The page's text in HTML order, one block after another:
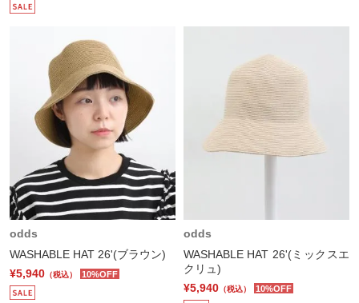
odds
WASHABLE HAT 26'(ブラウン)
¥5,940 （税込） 10%OFF
odds
WASHABLE HAT 26'(ミックスエ
クリュ)
¥5,940 （税込） 10%OFF